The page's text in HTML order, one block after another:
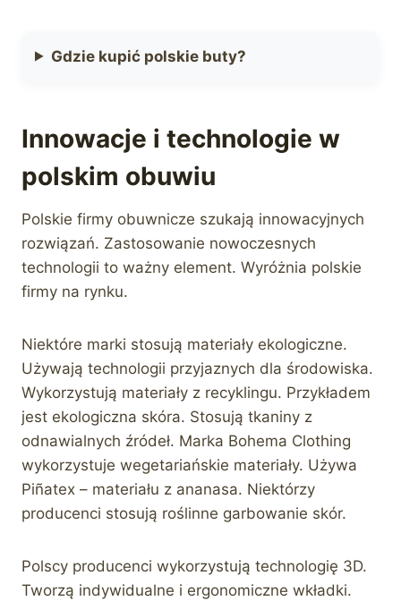
Gdzie kupić polskie buty?
Innowacje i technologie w
polskim obuwiu
Polskie firmy obuwnicze szukają innowacyjnych
rozwiązań. Zastosowanie nowoczesnych
technologii to ważny element. Wyróżnia polskie
firmy na rynku.
Niektóre marki stosują materiały ekologiczne.
Używają technologii przyjaznych dla środowiska.
Wykorzystują materiały z recyklingu. Przykładem
jest ekologiczna skóra. Stosują tkaniny z
odnawialnych źródeł. Marka Bohema Clothing
wykorzystuje wegetariańskie materiały. Używa
Piñatex – materiału z ananasa. Niektórzy
producenci stosują roślinne garbowanie skór.
Polscy producenci wykorzystują technologię 3D.
Tworzą indywidualne i ergonomiczne wkładki.